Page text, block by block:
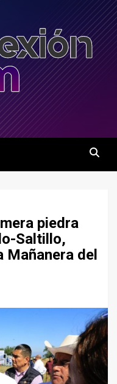
piedra
Saltillo,
Mañanera del